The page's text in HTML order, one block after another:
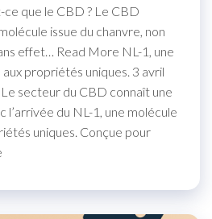
ce que le CBD ? Le CBD
issue du chanvre, non
effet… Read More NL-1, une
propriétés uniques. 3 avril
secteur du CBD connaît une
l’arrivée du NL-1, une molécule
uniques. Conçue pour